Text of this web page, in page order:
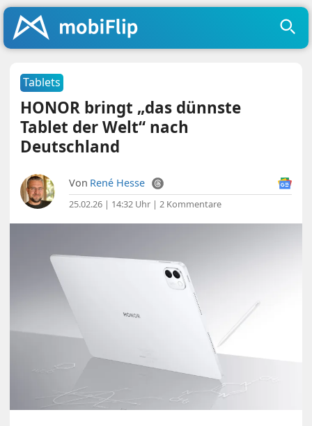
Tablets
HONOR bringt „das dünnste
Tablet der Welt“ nach
Deutschland
Von René Hesse
25.02.26 | 14:32 Uhr |2 Kommentare